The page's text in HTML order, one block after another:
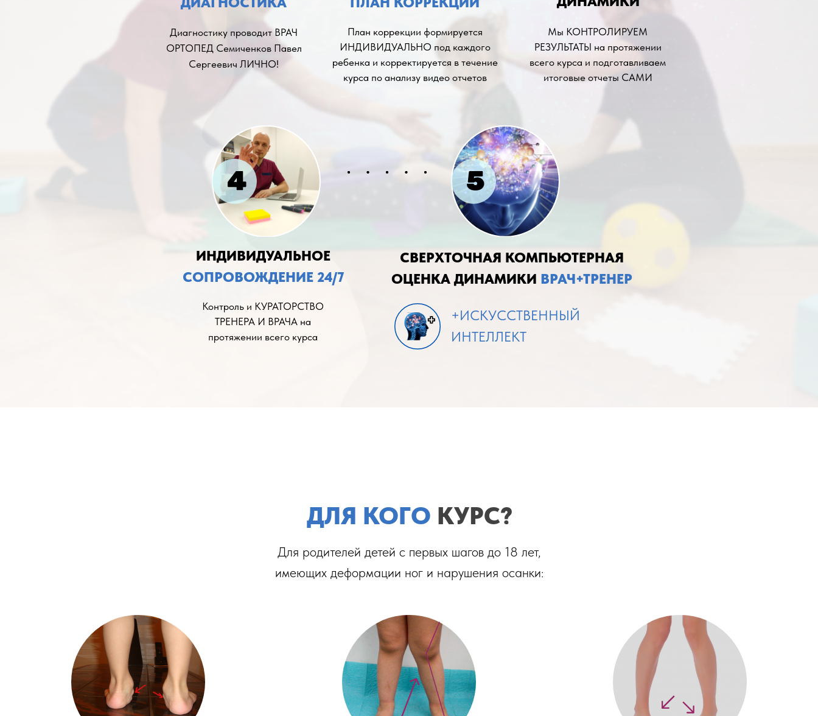
Диагностику проводит ВРАЧ
ОРТОПЕД Семиченков Павел
Сергеевич ЛИЧНО!
План коррекции формируется
ИНДИВИДУАЛЬНО под каждого
ребенка и корректируется в течение
курса по анализу видео отчетов
Мы КОНТРОЛИРУЕМ
РЕЗУЛЬТАТЫ на протяжении
всего курса и подготавливаем
итоговые отчеты САМИ
ИНДИВИДУАЛЬНОЕ
СОПРОВОЖДЕНИЕ 24/7
Контроль и КУРАТОРСТВО
ТРЕНЕРА И ВРАЧА на
протяжении всего курса
Сверхточная компьютерная оценка динамики
ВРАЧ+ТРЕНЕР
СВЕРХТОЧНАЯ КОМПЬЮТЕРНАЯ
ОЦЕНКА ДИНАМИКИ ВРАЧ+ТРЕНЕР
+ИСКУССТВЕННЫЙ
ИНТЕЛЛЕКТ
Для родителей детей с первых шагов до 18 лет,
имеющих деформации ног и нарушения осанки:
ДЛЯ КОГО КУРС?